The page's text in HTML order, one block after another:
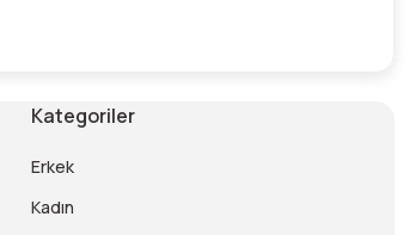
Kategoriler
Erkek
Kadın